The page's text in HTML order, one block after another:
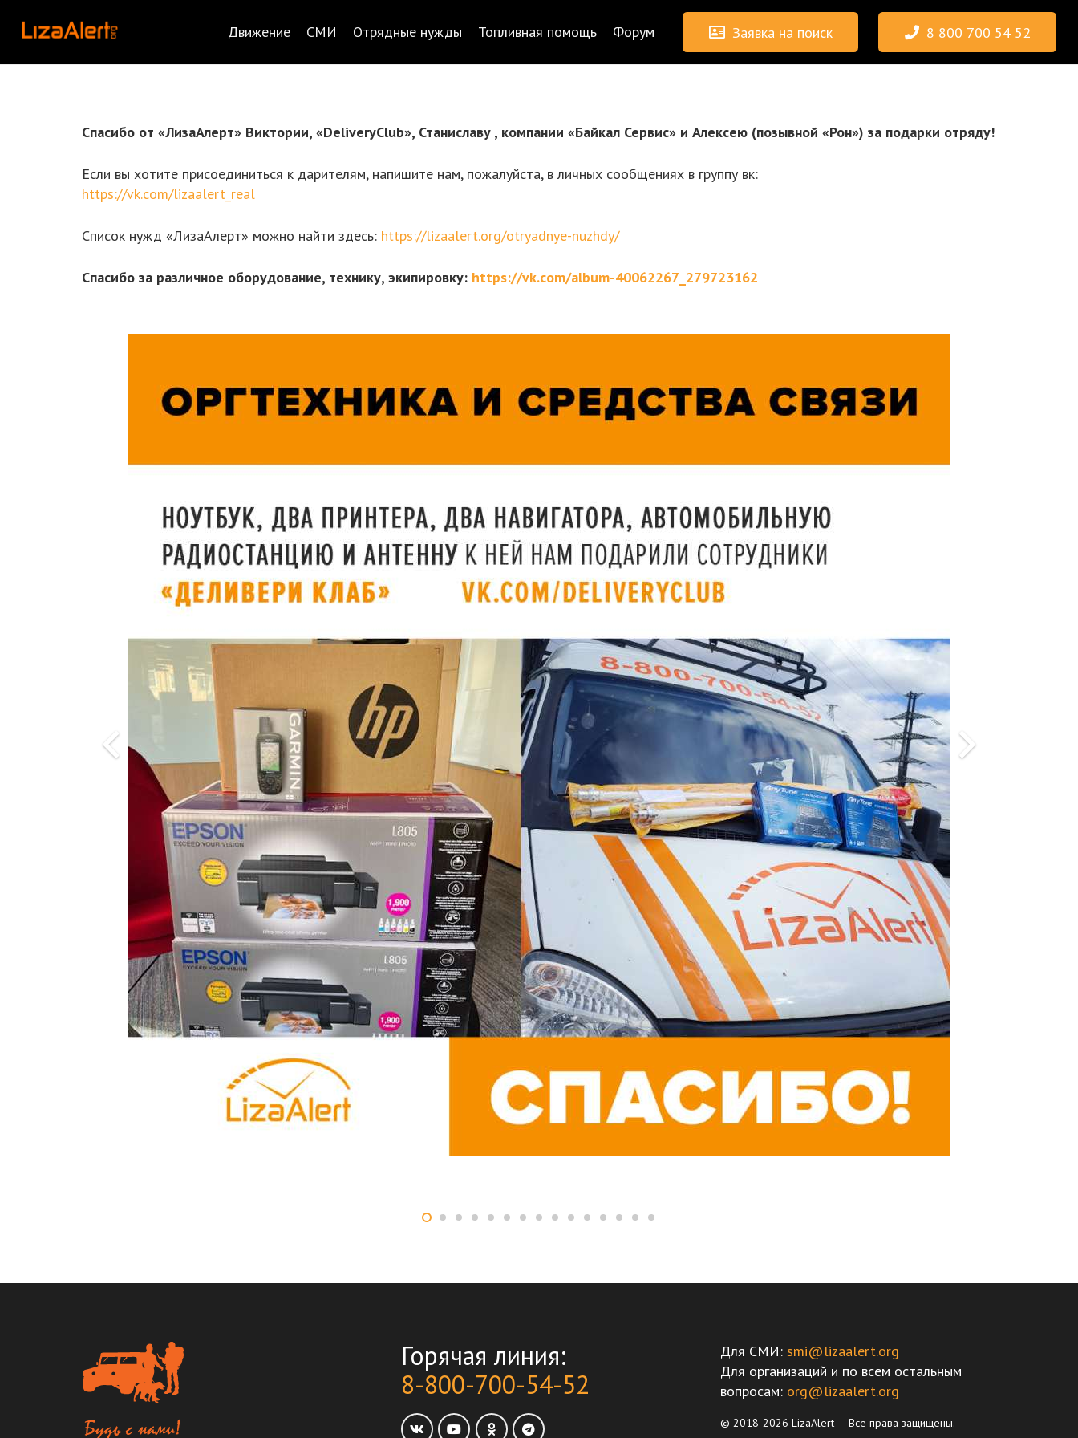
Движение СМИ Отрядные нужды Топливная помощь Форум Заявка на поиск 8 800 700 54 52
Спасибо от «ЛизаАлерт» Виктории, «DeliveryClub», Станиславу , компании «Байкал Сервис» и Алексею (позывной «Рон») за подарки отряду!
Если вы хотите присоединиться к дарителям, напишите нам, пожалуйста, в личных сообщениях в группу вк:
https://vk.com/lizaalert_real
Список нужд «ЛизаАлерт» можно найти здесь: https://lizaalert.org/otryadnye-nuzhdy/
Спасибо за различное оборудование, технику, экипировку: https://vk.com/album-40062267_279723162
Горячая линия:
8-800-700-54-52
Для СМИ: smi@lizaalert.org
Для организаций и по всем остальным
вопросам: org@lizaalert.org
© 2018-2026 LizaAlert — Все права защищены.